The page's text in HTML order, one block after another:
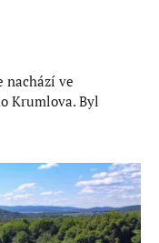
nachází ve
Krumlova. Byl